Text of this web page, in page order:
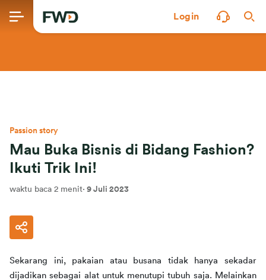
Login
Passion story
Mau Buka Bisnis di Bidang Fashion?
Ikuti Trik Ini!
waktu baca 2 menit· 9 Juli 2023
Sekarang ini, pakaian atau busana tidak hanya sekadar
dijadikan sebagai alat untuk menutupi tubuh saja. Melainkan